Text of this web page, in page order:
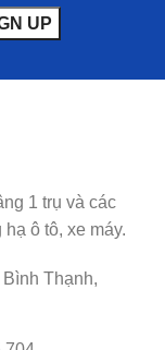
1 trụ và các
ô tô, xe máy.
Thạnh,